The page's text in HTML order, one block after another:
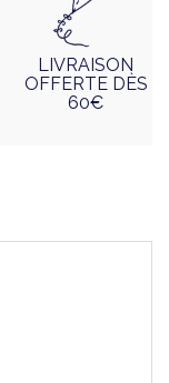
LIVRAISON
OFFERTE DÈS
60€